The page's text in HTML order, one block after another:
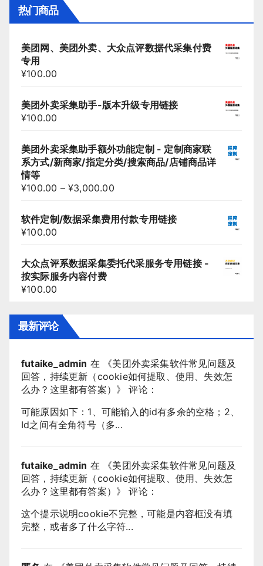
热门商品
美团网、美团外卖、大众点评数据代采集付费
专用
¥100.00
美团外卖采集助手-版本升级专用链接
¥100.00
美团外卖采集助手额外功能定制 - 定制商家联
系方式/新商家/指定分类/搜索商品/店铺商品详
情等
¥100.00 –¥3,000.00
软件定制/数据采集费用付款专用链接
¥100.00
大众点评系数据采集委托代采服务专用链接 -
按实际服务内容付费
¥100.00
最新评论
futaike_admin 在 《美团外卖采集软件常见问题及
回答，持续更新（cookie如何提取、使用、失效怎
么办？这里都有答案） 》 评论：
可能原因如下：1、可能输入的id有多余的空格；2、
Id之间有全角符号（多...
futaike_admin 在 《美团外卖采集软件常见问题及
回答，持续更新（cookie如何提取、使用、失效怎
么办？这里都有答案） 》 评论：
这个提示说明cookie不完整，可能是内容框没有填
完整，或者多了什么字符...